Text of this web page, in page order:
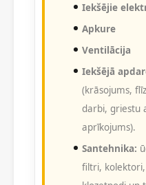
Iekšējie
Apkure
Ventilācija
Iekšējā
(krāsojums,
darbi, griestu
aprīkojums).
Santehnika:
filtri, kolektori,